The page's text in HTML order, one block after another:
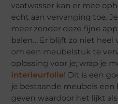
vaatwasser kan er mee
echt aan vervanging toe.
meer zonder deze fijne
balen… Er blijft zo niet heel
om een meubelstuk te
oplossing voor je; wrap je
interieurfolie! Dit is een
je bestaande meubels een
geven waardoor het lijkt